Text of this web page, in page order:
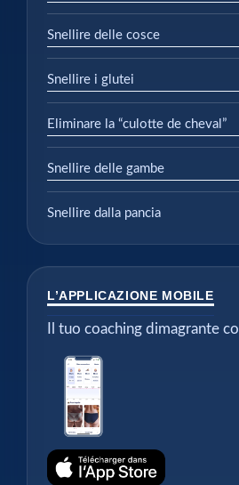
Snellire delle cosce
Snellire i glutei
Eliminare la “culotte de cheval”
Snellire delle gambe
Snellire dalla pancia
L’APPLICAZIONE MOBILE
Il tuo coaching dimagrante